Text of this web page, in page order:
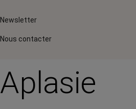
Newsletter
Nous contacter
Aplasie